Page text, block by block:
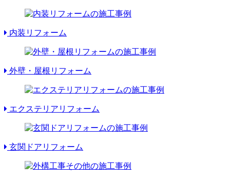
内装リフォーム
外壁・屋根リフォーム
エクステリアリフォーム
玄関ドアリフォーム